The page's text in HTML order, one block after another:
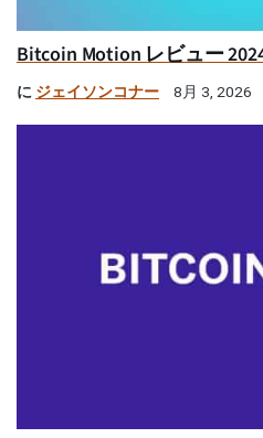
Bitcoin Motion レビュー
に ジェイソンコナー 8月 3, 2026